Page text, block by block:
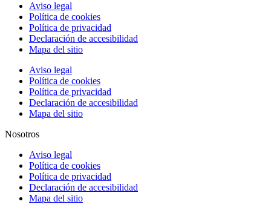
Aviso legal
Política de cookies
Política de privacidad
Declaración de accesibilidad
Mapa del sitio
Aviso legal
Política de cookies
Política de privacidad
Declaración de accesibilidad
Mapa del sitio
Nosotros
Aviso legal
Política de cookies
Política de privacidad
Declaración de accesibilidad
Mapa del sitio